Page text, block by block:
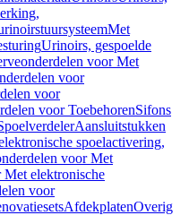
Met
Urinoirs, gespoelde
voor Met
voor
voor
voor ToebehorenSifons
Aansluitstukken
spoelactivering,
voor Met
Met elektronische
voor
AfdekplatenOverig